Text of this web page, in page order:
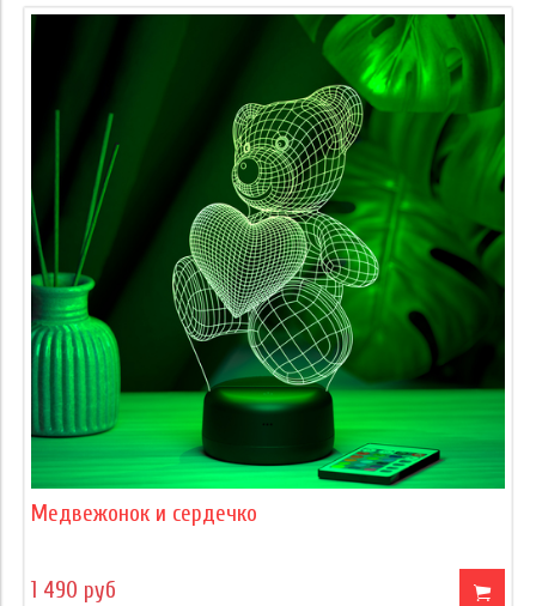
Медвежонок и сердечко
1 490 руб